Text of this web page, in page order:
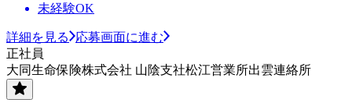
未経験OK
詳細を見る
応募画面に進む
正社員
大同生命保険株式会社 山陰支社松江営業所出雲連絡所